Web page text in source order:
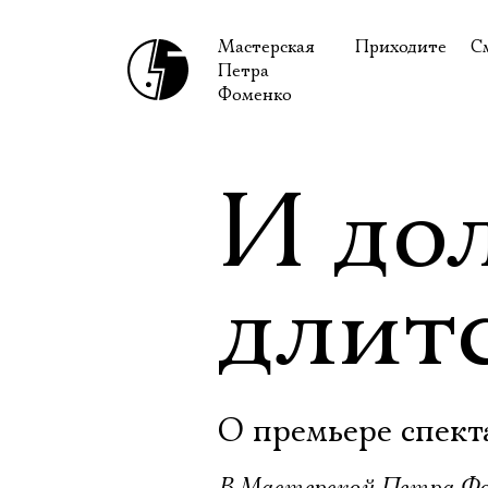
Мастерская
Петра
Фоменко
Приходите
Правила
И
О премьере